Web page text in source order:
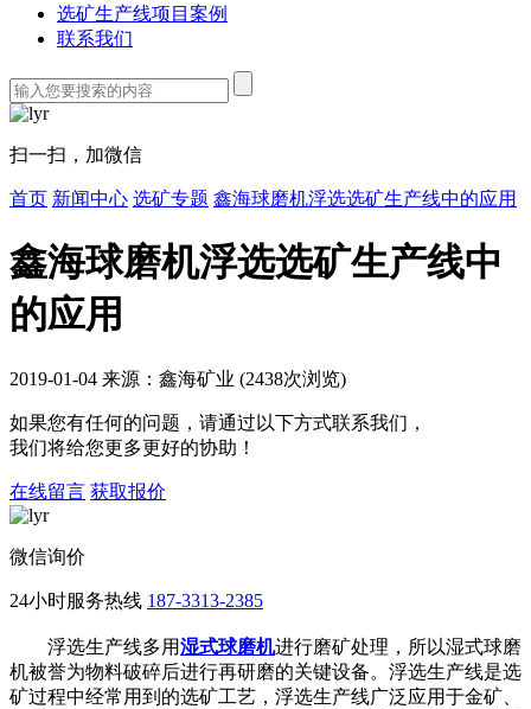
选矿生产线项目案例
联系我们
扫一扫，加微信
首页 新闻中心 选矿专题 鑫海球磨机浮选选矿生产线中的应用
鑫海球磨机浮选选矿生产线中
的应用
2019-01-04 来源：鑫海矿业 (2438次浏览)
如果您有任何的问题，请通过以下方式联系我们，
我们将给您更多更好的协助！
在线留言 获取报价
微信询价
24小时服务热线 187-3313-2385
浮选生产线多用湿式球磨机进行磨矿处理，所以湿式球磨
机被誉为物料破碎后进行再研磨的关键设备。浮选生产线是选
矿过程中经常用到的选矿工艺，浮选生产线广泛应用于金矿、